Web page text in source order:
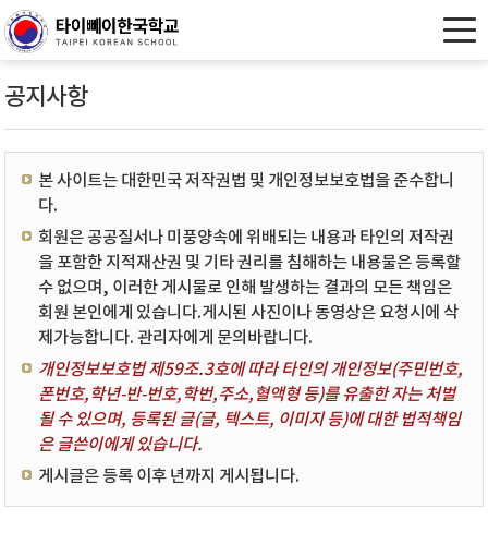
공지사항
본 사이트는 대한민국 저작권법 및 개인정보보호법을 준수합니
다.
회원은 공공질서나 미풍양속에 위배되는 내용과 타인의 저작권
을 포함한 지적재산권 및 기타 권리를 침해하는 내용물은 등록할
수 없으며, 이러한 게시물로 인해 발생하는 결과의 모든 책임은
회원 본인에게 있습니다.게시된 사진이나 동영상은 요청시에 삭
제가능합니다. 관리자에게 문의바랍니다.
개인정보보호법 제59조.3호에 따라 타인의 개인정보(주민번호,
폰번호,학년-반-번호,학번,주소,혈액형 등)를 유출한 자는 처벌
될 수 있으며, 등록된 글(글, 텍스트, 이미지 등)에 대한 법적책임
은 글쓴이에게 있습니다.
게시글은 등록 이후 년까지 게시됩니다.